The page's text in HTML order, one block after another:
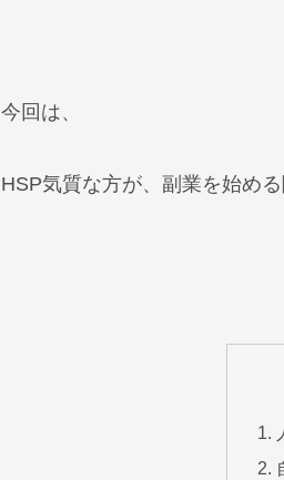
今回は、
HSP気質な方が、副業を始め